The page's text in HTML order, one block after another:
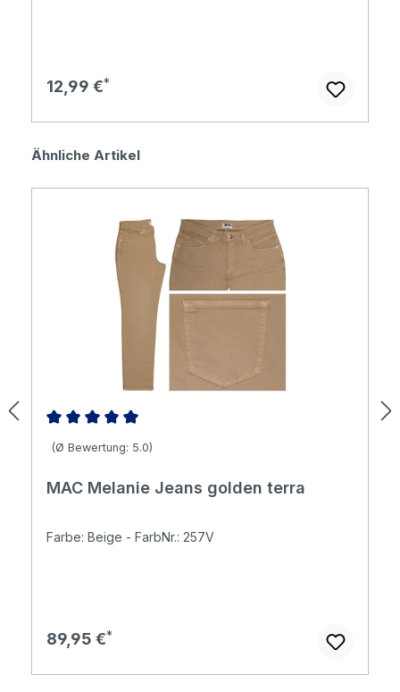
Regulärer Preis:
12,99 €
Produktgalerie überspringen
Ähnliche Artikel
Durchschnittliche Bewertung von 5 von 5 Sternen
(Ø Bewertung: 5.0)
MAC Melanie Jeans golden terra
Farbe: Beige - FarbNr.: 257V
Regulärer Preis:
89,95 €